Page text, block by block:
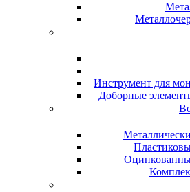
Инструмент для
Доборные